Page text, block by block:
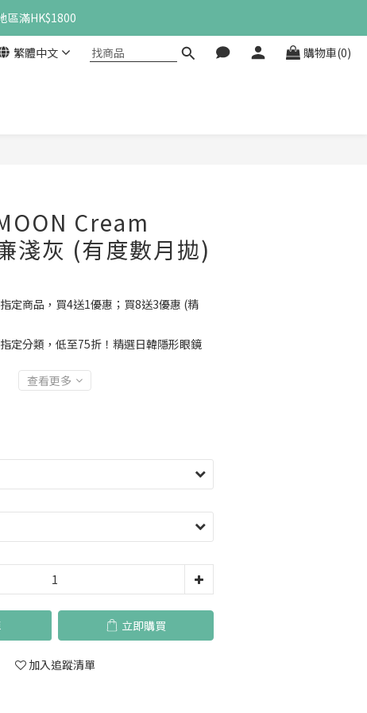
區滿HK$1800
繁體中文 購物車(0)
Cream
淺灰 (有度數月拋)
指定商品，買4送1優惠；買8送3優惠 (精
指定分類，低至75折！精選日韓隱形眼鏡
查看更多
立即購買
加入追蹤清單